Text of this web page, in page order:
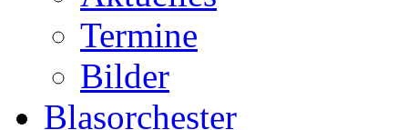
Termine
Bilder
Blasorchester